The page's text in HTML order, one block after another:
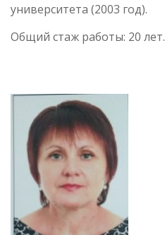
университета (2003 год).
Общий стаж работы: 20 лет.